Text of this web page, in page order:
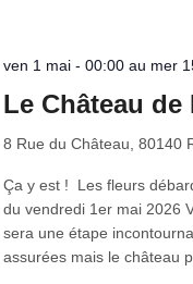
ven 1 mai - 00:00 au mer
Le Château
8 Rue du Château, 80140
Ça y est ! Les fleurs
du vendredi 1er mai 2026
sera une étape
assurées mais le château